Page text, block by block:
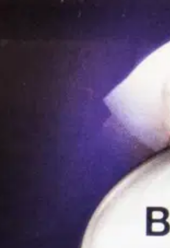
ja epäpuhtauksilta, jotka voivat
varmistamiseksi.